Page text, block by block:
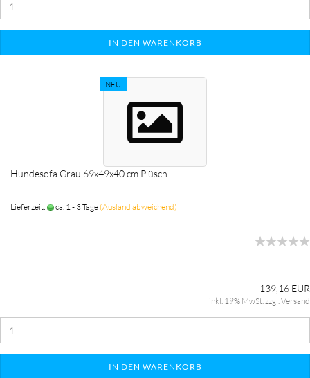
IN DEN WARENKORB
NEU
Hundesofa Grau 69x49x40 cm Plüsch
Lieferzeit: ca. 1 - 3 Tage (Ausland abweichend)
139,16 EUR
inkl. 19% MwSt. zzgl.Versand
IN DEN WARENKORB